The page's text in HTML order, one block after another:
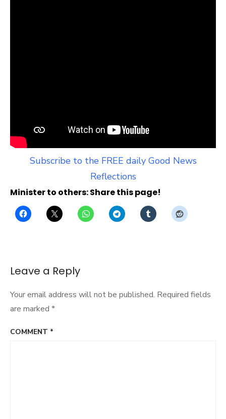
Subscribe to the FREE daily Good News
Reflections
Minister to others: Share this page!
Leave a Reply
Your email address will not be published. Required fields
are marked *
COMMENT *